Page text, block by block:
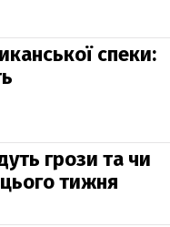
спеки:
грози та чи
тижня